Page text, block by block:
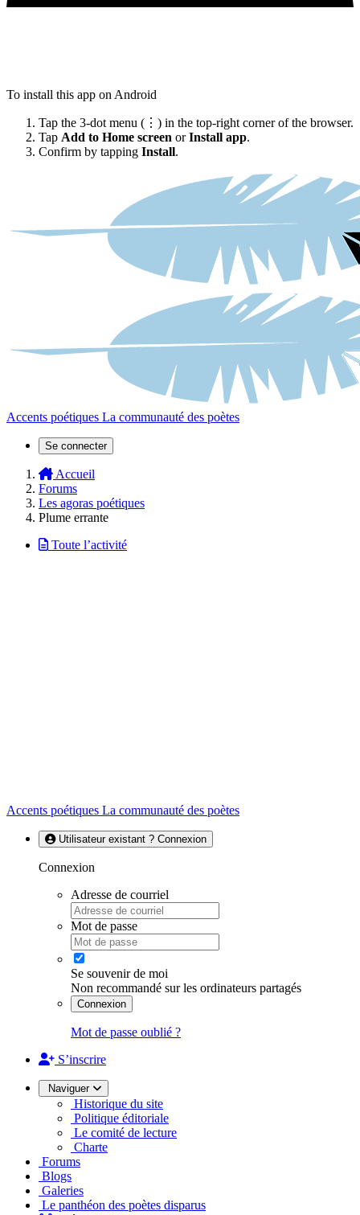
To install this app on Android
Tap the 3-dot menu (⋮) in the top-right corner of the browser.
Tap Add to Home screen orInstall app.
Confirm by tapping Install.
Accents poétiques La communauté des poètes
Se connecter
Accueil
Forums
Les agoras poétiques
Plume errante
Toute l’activité
Accents poétiques La communauté des poètes
Utilisateur existant ? Connexion
Connexion
Adresse de courriel
Mot de passe
Se souvenir de moi
Non recommandé sur les ordinateurs partagés
Connexion
Mot de passe oublié ?
S’inscrire
Naviguer
Historique du site
Politique éditoriale
Le comité de lecture
Charte
Forums
Blogs
Galeries
Le panthéon des poètes disparus